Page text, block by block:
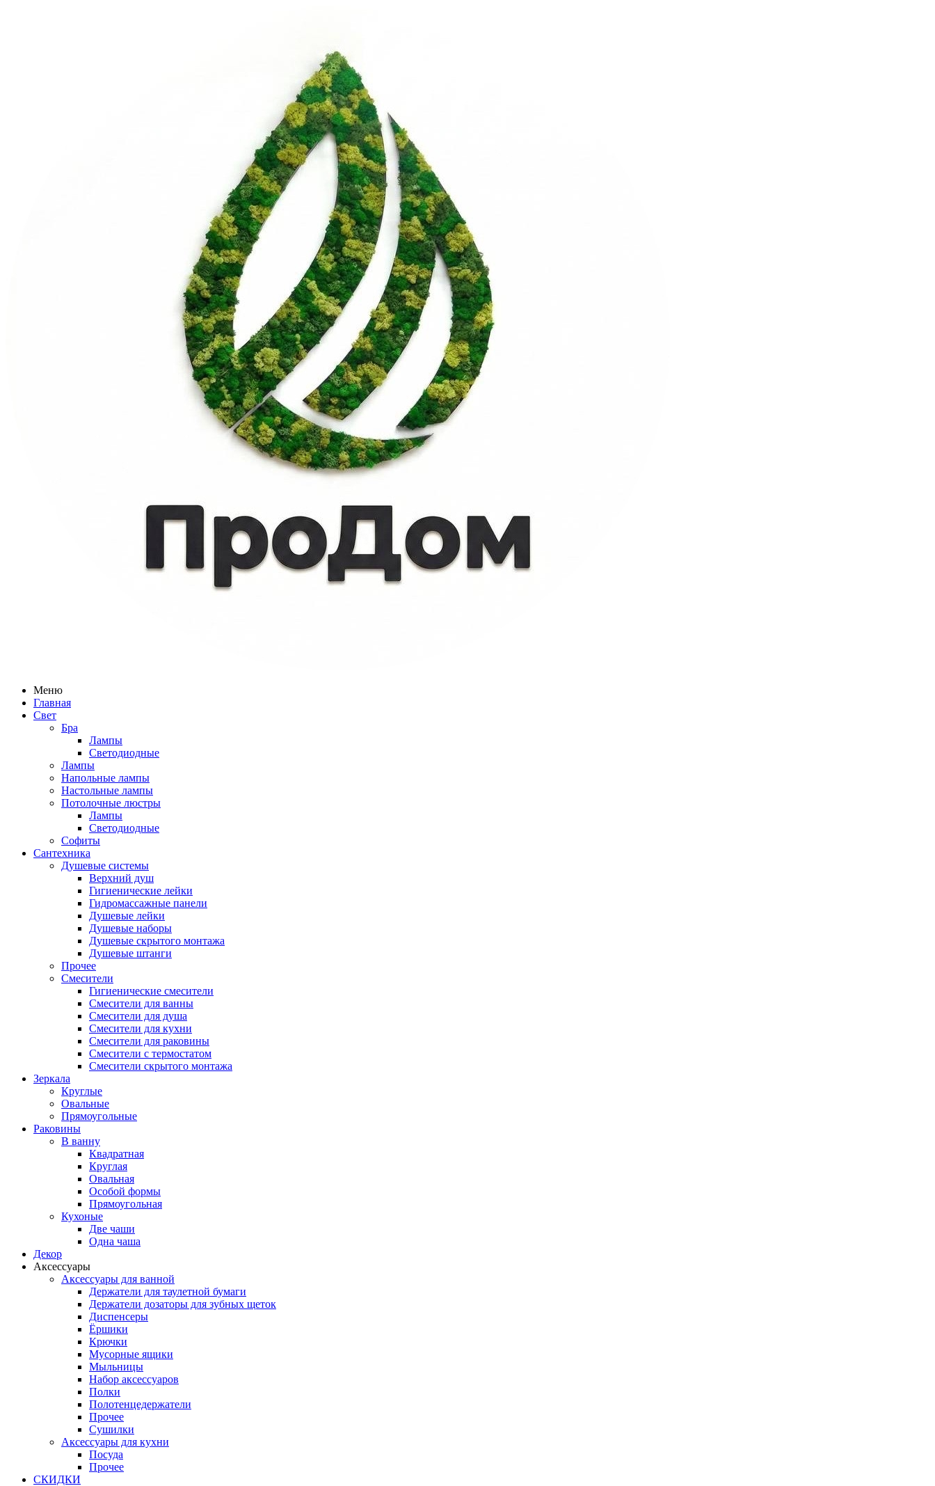
Меню
Главная
Свет
Бра
Лампы
Светодиодные
Лампы
Напольные лампы
Настольные лампы
Потолочные люстры
Лампы
Светодиодные
Софиты
Сантехника
Душевые системы
Верхний душ
Гигиенические лейки
Гидромассажные панели
Душевые лейки
Душевые наборы
Душевые скрытого монтажа
Душевые штанги
Прочее
Смесители
Гигиенические смесители
Смесители для ванны
Смесители для душа
Смесители для кухни
Смесители для раковины
Смесители с термостатом
Смесители скрытого монтажа
Зеркала
Круглые
Овальные
Прямоугольные
Раковины
В ванну
Квадратная
Круглая
Овальная
Особой формы
Прямоугольная
Кухоные
Две чаши
Одна чаша
Декор
Аксессуары
Аксессуары для ванной
Держатели для таулетной бумаги
Держатели дозаторы для зубных щеток
Диспенсеры
Ёршики
Крючки
Мусорные ящики
Мыльницы
Набор аксессуаров
Полки
Полотенцедержатели
Прочее
Сушилки
Аксессуары для кухни
Посуда
Прочее
СКИДКИ